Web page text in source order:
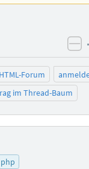
Forum
im Thread-Baum
php